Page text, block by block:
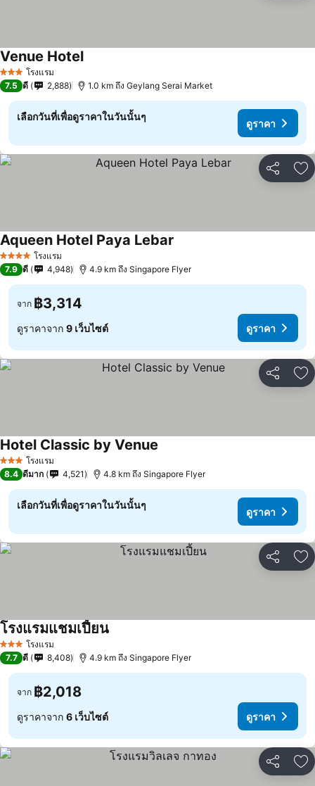
3 ดาว โรงแรม
Venue Hotel
7.5 ดี 2,888 1.0 km ถึง Geylang Serai Market
เลือกวันที่เพื่อดูราคาในวันนั้นๆ
ดูราคา
แชร์ เ
4 ดาว โรงแรม
Aqueen Hotel Paya Lebar
7.9 ดี 4,948 4.9 km ถึง Singapore Flyer
จาก ฿3,314
ดูราคาจาก 9 เว็บไซต์ ดูราคา
แชร์ เ
3 ดาว โรงแรม
Hotel Classic by Venue
8.4 ดีมาก 4,521 4.8 km ถึง Singapore Flyer
เลือกวันที่เพื่อดูราคาในวันนั้นๆ
ดูราคา
แชร์ เ
3 ดาว โรงแรม
โรงแรมแชมเปี้ยน
7.7 ดี 8,408 4.9 km ถึง Singapore Flyer
จาก ฿2,018
ดูราคาจาก 6 เว็บไซต์ ดูราคา
แชร์ เ